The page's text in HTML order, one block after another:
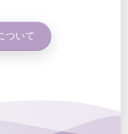
ついて